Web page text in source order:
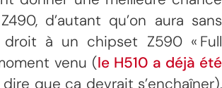
d’autant qu’on aura sans
à un chipset Z590 « Full
venu (le H510 a déjà été
dire que ça devrait s’enchaîner),